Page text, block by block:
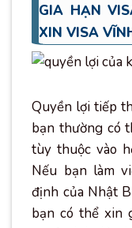
GIA HẠN
XIN VISA
Quyền lợi tiếp
bạn thường có
tùy thuộc vào
Nếu bạn làm
định của Nhật
bạn có thể xin